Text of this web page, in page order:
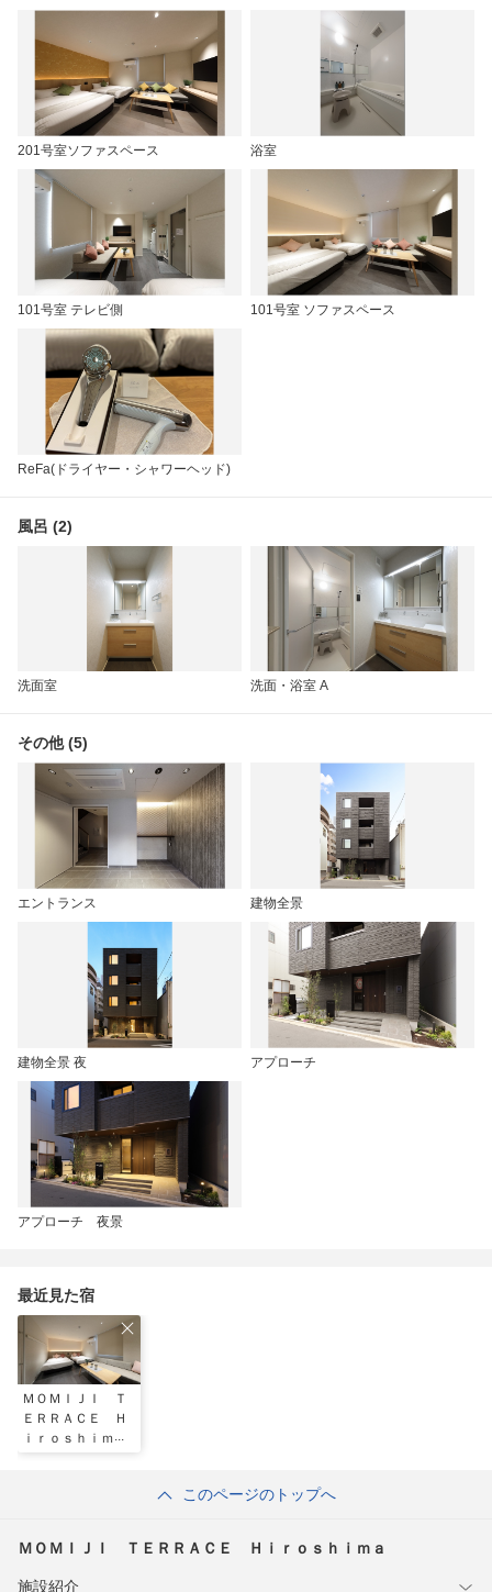
201号室ソファスペース 浴室
101号室 テレビ側 101号室 ソファスペース
ReFa(ドライヤー・シャワーヘッド)
風呂 (2)
洗面室 洗面・浴室 A
その他 (5)
エントランス 建物全景
建物全景 夜 アプローチ
アプローチ 夜景
最近見た宿
ＭＯＭＩＪＩ Ｔ
ＥＲＲＡＣＥ Ｈ
ｉｒｏｓｈｉｍａ
このページのトップへ
ＭＯＭＩＪＩ ＴＥＲＲＡＣＥ Ｈｉｒｏｓｈｉｍａ
施設紹介